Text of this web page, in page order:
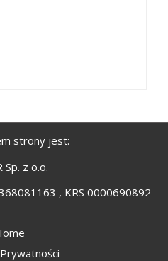
strony jest:
Sp. z o.o.
, KRS 0000690892